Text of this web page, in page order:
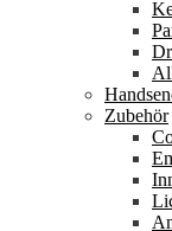
Zubehör